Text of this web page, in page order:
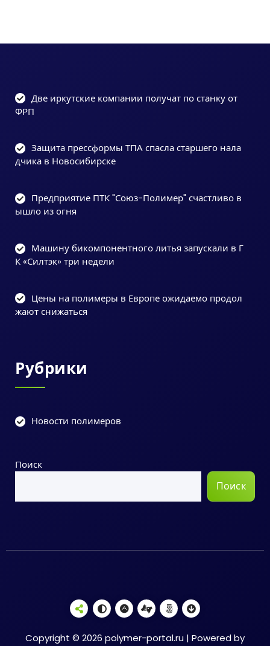
Две иркутские компании получат по станку от
ФРП
Защита прессформы ТПА спасла старшего нала
дчика в Новосибирске
Предприятие ПТК "Союз-Полимер" счастливо в
ышло из огня
Машину бикомпонентного литья запускали в Г
К «Силтэк» три недели
Цены на полимеры в Европе ожидаемо продол
жают снижаться
Рубрики
Новости полимеров
Поиск
Поиск
Copyright © 2026 polymer-portal.ru | Powered by